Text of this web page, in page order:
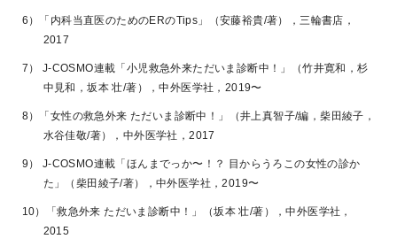
6）「内科当直医のためのERのTips」（安藤裕貴/著），三輪書店，
2017
7） J-COSMO連載「小児救急外来ただいま診断中！」（竹井寛和，杉
中見和，坂本 壮/著），中外医学社，2019〜
8）「女性の救急外来 ただいま診断中！」（井上真智子/編，柴田綾子，
水谷佳敬/著），中外医学社，2017
9） J-COSMO連載「ほんまでっか〜！？ 目からうろこの女性の診か
た」（柴田綾子/著），中外医学社，2019〜
10）「救急外来 ただいま診断中！」（坂本 壮/著），中外医学社，
2015